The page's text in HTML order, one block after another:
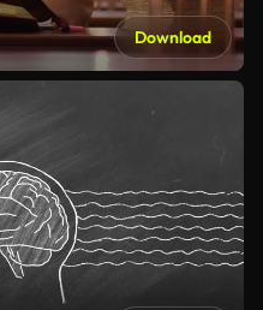
Download